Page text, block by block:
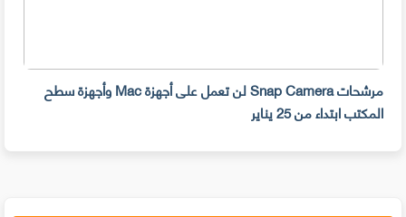
مرشحات Snap Camera لن تعمل على أجهزة Mac وأجهزة سطح
المكتب ابتداء من 25 يناير